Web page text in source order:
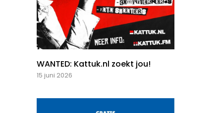
WANTED: Kattuk.nl zoekt jou!
15 juni 2026